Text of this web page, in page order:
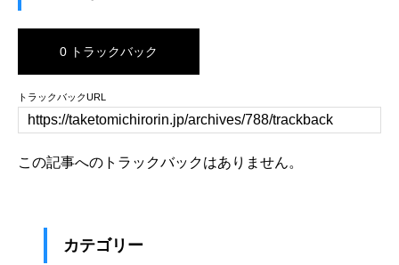
0 トラックバック
トラックバックURL
この記事へのトラックバックはありません。
カテゴリー